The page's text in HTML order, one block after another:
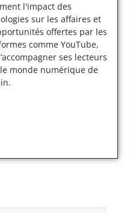
l'impact des
sur les affaires et
offertes par les
comme YouTube,
ses lecteurs
monde numérique de